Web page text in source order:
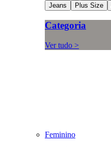
Jeans
Plus Size
Categoria
Ver tudo >
Feminino